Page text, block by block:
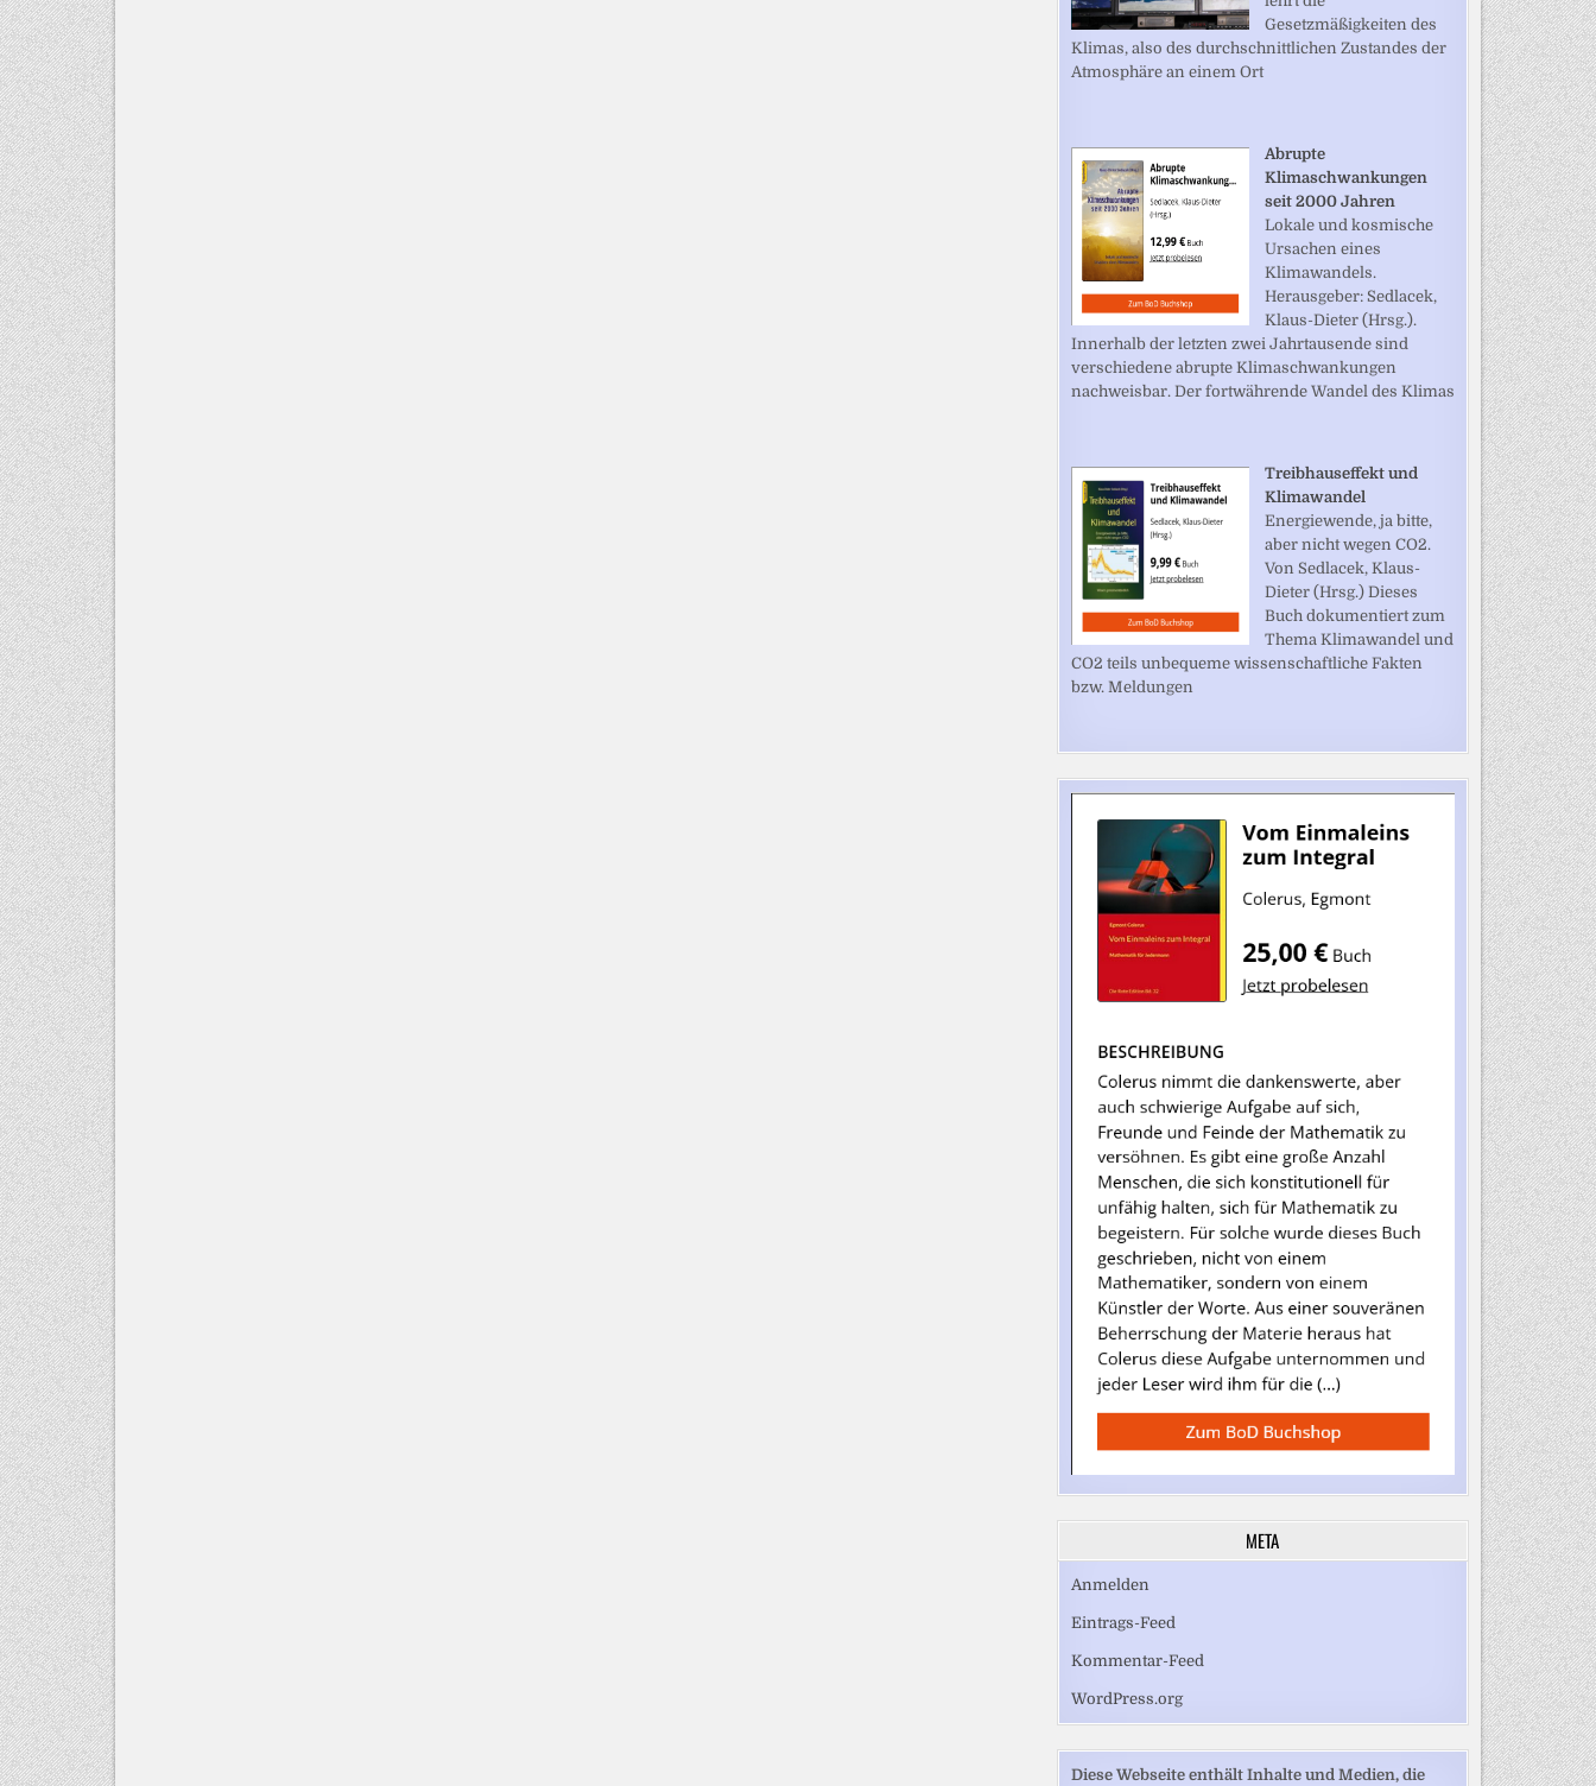
Gesetzmäßigkeiten des
Klimas, also des durchschnittlichen Zustandes der
Atmosphäre an einem Ort
Abrupte
Klimaschwankungen
seit 2000 Jahren
Lokale und kosmische
Ursachen eines
Klimawandels.
Herausgeber: Sedlacek,
Klaus-Dieter (Hrsg.).
Innerhalb der letzten zwei Jahrtausende sind
verschiedene abrupte Klimaschwankungen
nachweisbar. Der fortwährende Wandel des Klimas
Treibhauseffekt und
Klimawandel
Energiewende, ja bitte,
aber nicht wegen CO2.
Von Sedlacek, Klaus-
Dieter (Hrsg.) Dieses
Buch dokumentiert zum
Thema Klimawandel und
CO2 teils unbequeme wissenschaftliche Fakten
bzw. Meldungen
META
Anmelden
Eintrags-Feed
Kommentar-Feed
WordPress.org
Diese Webseite enthält Inhalte und Medien, die